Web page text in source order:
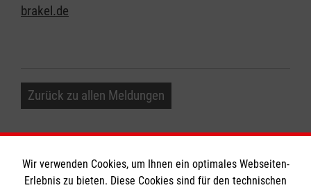
brakel.de
Zurück zu allen Meldungen
Wir verwenden Cookies, um Ihnen ein optimales Webseiten-
Erlebnis zu bieten. Diese Cookies sind für den technischen